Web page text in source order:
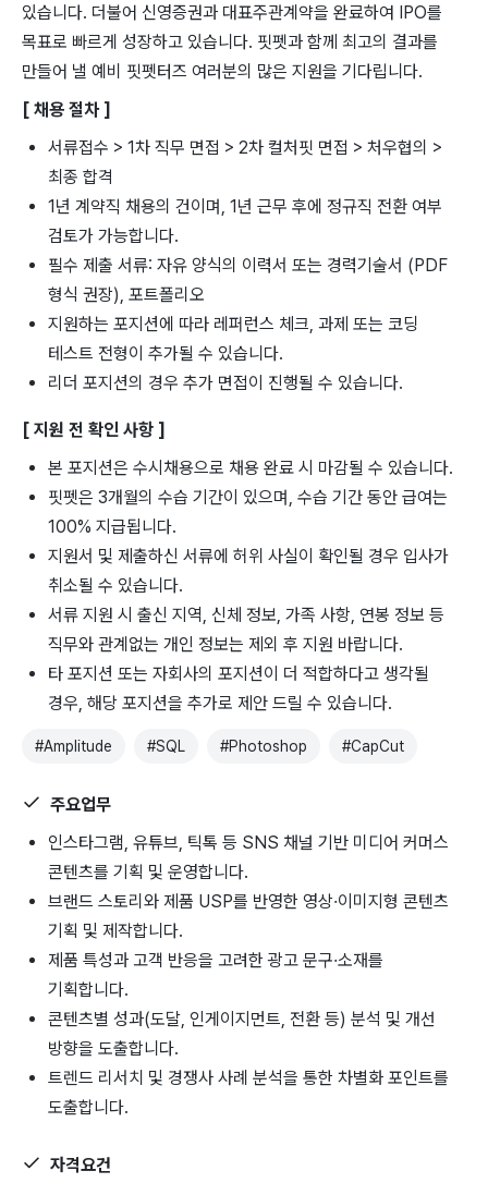
있습니다. ​더불어 신영증권과 ​대표주관계약을 ​완료하여 IPO를
목표로 ​빠르게 성장하고 ​있습니다. 핏펫과 함께 최고의 결과를
만들어 낼 예비 핏펫터즈 여러분의 많은 지원을 기다립니다.
[ 채용 절차 ]
서류접수 > 1차 직무 면접 > 2차 컬처핏 면접 > 처우협의 >
최종 합격
1년 계약직 채용의 건이며, 1년 근무 후에 정규직 전환 여부
검토가 가능합니다.
필수 제출 서류: 자유 양식의 이력서 또는 경력기술서 (PDF
형식 권장), 포트폴리오
지원하는 포지션에 따라 레퍼런스 체크, 과제 또는 코딩
테스트 전형이 추가될 수 있습니다.
리더 포지션의 경우 추가 면접이 진행될 수 있습니다.
[ 지원 전 확인 사항 ]
본 포지션은 수시채용으로 채용 완료 시 마감될 수 있습니다.
핏펫은 3개월의 수습 기간이 있으며, 수습 기간 동안 급여는
100% 지급됩니다.
지원서 및 제출하신 서류에 허위 사실이 확인될 경우 입사가
취소될 수 있습니다.
서류 지원 시 출신 지역, 신체 정보, 가족 사항, 연봉 정보 등
직무와 관계없는 개인 정보는 제외 후 지원 바랍니다.
타 포지션 또는 자회사의 포지션이 더 적합하다고 생각될
경우, 해당 포지션을 추가로 제안 드릴 수 있습니다.
#Amplitude #SQL #Photoshop #CapCut
주요업무
인스타그램, 유튜브, 틱톡 등 SNS 채널 기반 미디어 커머스
콘텐츠를 기획 및 운영합니다.
브랜드 스토리와 제품 USP를 반영한 영상·이미지형 콘텐츠
기획 및 제작합니다.
제품 특성과 고객 반응을 고려한 광고 문구·소재를
기획합니다.
콘텐츠별 성과(도달, 인게이지먼트, 전환 등) 분석 및 개선
방향을 도출합니다.
트렌드 리서치 및 경쟁사 사례 분석을 통한 차별화 포인트를
도출합니다.
자격요건